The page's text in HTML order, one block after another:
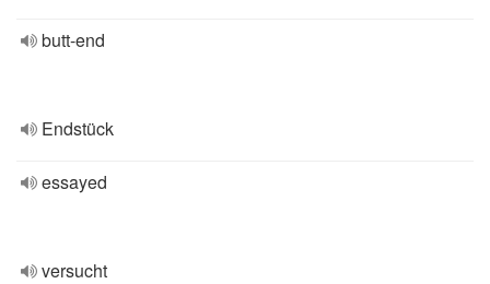
butt-end
Endstück
essayed
versucht